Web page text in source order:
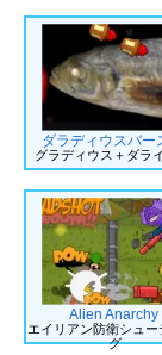
ダラディウスバー
グラディウス＋ダラ
Alien Anarchy
エイリアン防衛シュー
グ